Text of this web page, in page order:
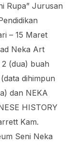
Rupa” Jurusan
– 15 Maret
Neka Art
(dua) buah
dihimpun
dan NEKA
HISTORY
Kam.
Seni Neka